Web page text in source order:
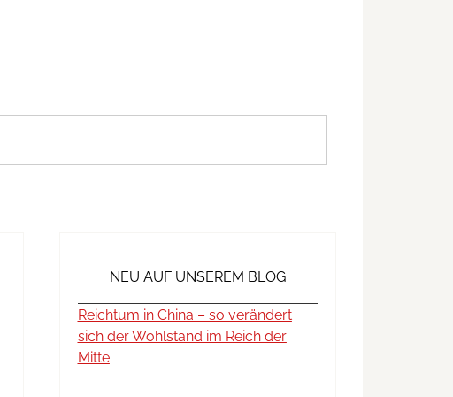
NEU AUF UNSEREM BLOG
Reichtum in China – so verändert
sich der Wohlstand im Reich der
Mitte